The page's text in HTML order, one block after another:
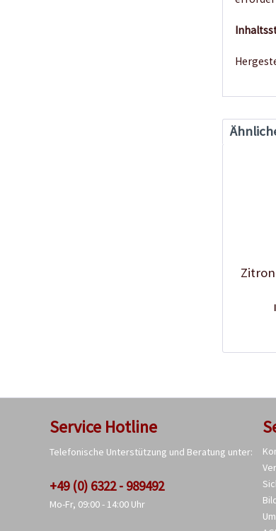
Service Hotline
Telefonische Unterstützung und Beratung unter:
+49 (0) 6322 - 989492
Mo-Fr, 09:00 - 14:00 Uhr